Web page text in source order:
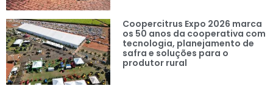
Coopercitrus Expo 2026 marca
os 50 anos da cooperativa com
tecnologia, planejamento de
safra e soluções para o
produtor rural